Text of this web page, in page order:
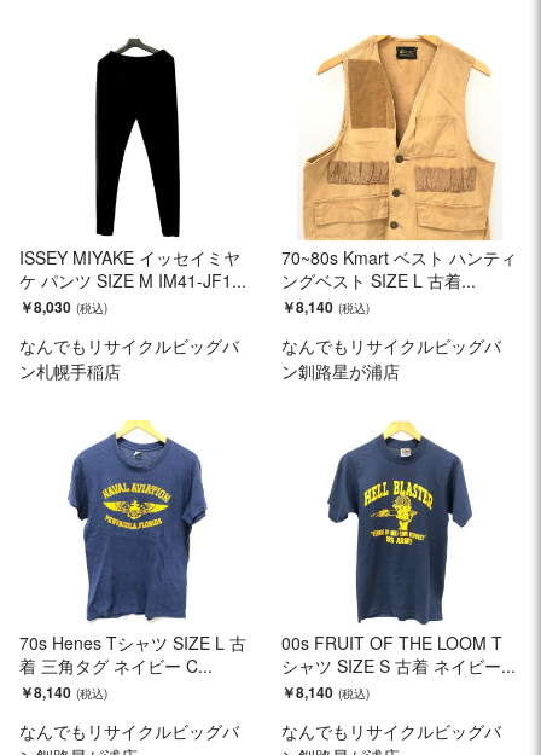
ISSEY MIYAKE イッセイミヤ
ケ パンツ SIZE M IM41-JF1...
￥8,030
なんでもリサイクルビッグバ
ン札幌手稲店
70~80s Kmart ベスト ハンティ
ングベスト SIZE L 古着...
￥8,140
なんでもリサイクルビッグバ
ン釧路星が浦店
70s Henes Tシャツ SIZE L 古
着 三角タグ ネイビー C...
￥8,140
なんでもリサイクルビッグバ
00s FRUIT OF THE LOOM T
シャツ SIZE S 古着 ネイビー...
￥8,140
なんでもリサイクルビッグバ